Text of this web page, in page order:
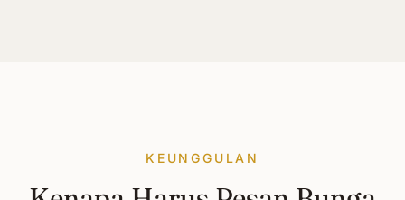
KEUNGGULAN